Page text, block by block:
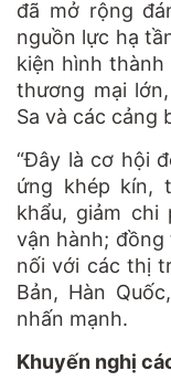
đã mở rộng
nguồn lực hạ
kiện hình
thương mại
Sa và các cảng
“Đây là cơ hội
ứng khép kín,
khẩu, giảm chi
vận hành;
nối với các thị
Bản, Hàn
nhấn mạnh.
Khuyến nghị